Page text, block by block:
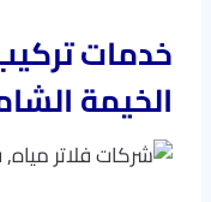
خدمات
الخيمة